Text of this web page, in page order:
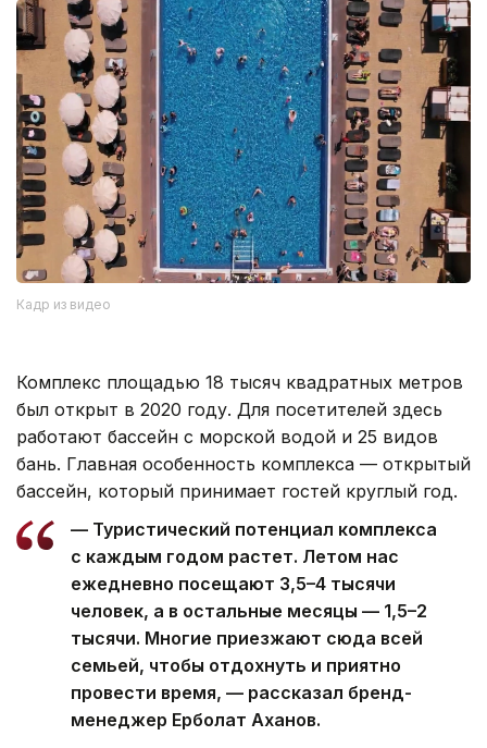
Кадр из видео
Комплекс площадью 18 тысяч квадратных метров
был открыт в 2020 году. Для посетителей здесь
работают бассейн с морской водой и 25 видов
бань. Главная особенность комплекса — открытый
бассейн, который принимает гостей круглый год.
— Туристический потенциал комплекса
с каждым годом растет. Летом нас
ежедневно посещают 3,5–4 тысячи
человек, а в остальные месяцы — 1,5–2
тысячи. Многие приезжают сюда всей
семьей, чтобы отдохнуть и приятно
провести время, — рассказал бренд-
менеджер Ерболат Аханов.